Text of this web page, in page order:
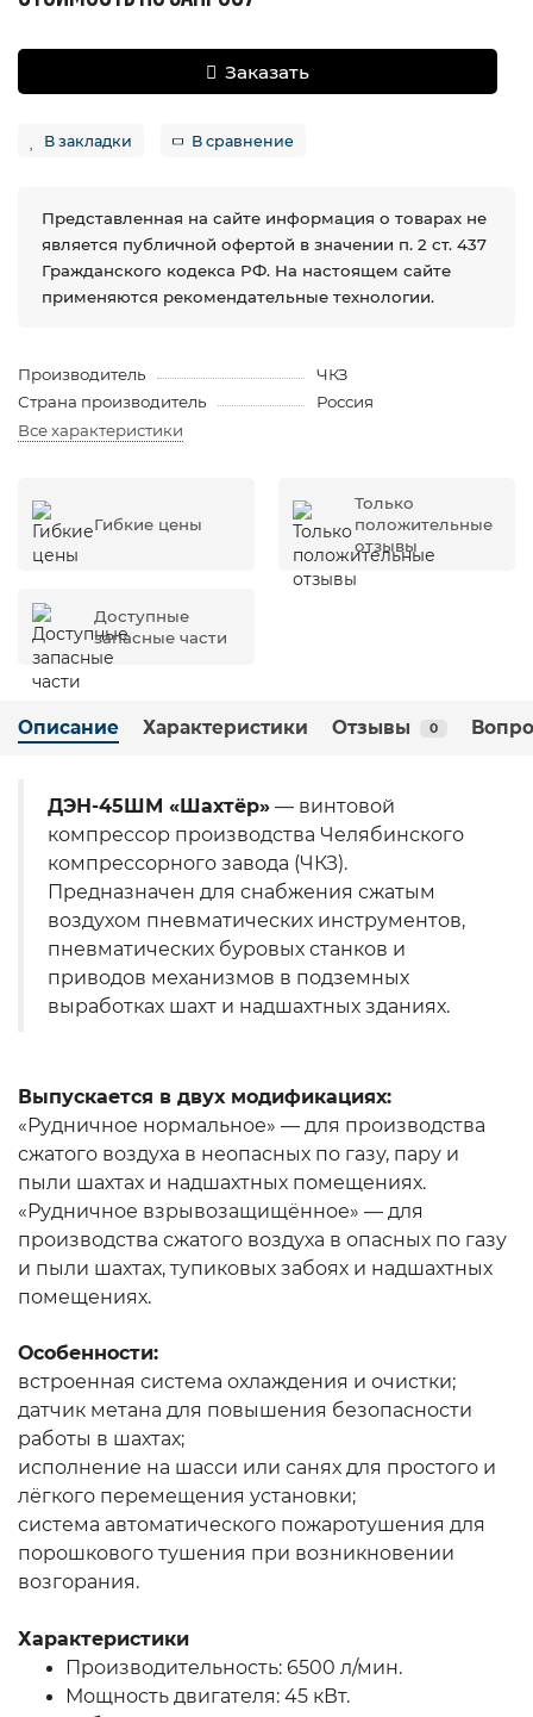
Заказать
В закладки В сравнение
Представленная на сайте информация о товарах не
является публичной офертой в значении п. 2 ст. 437
Гражданского кодекса РФ. На настоящем сайте
применяются рекомендательные технологии.
Производитель
ЧКЗ
Страна производитель
Россия
Все характеристики
Гибкие цены
Только
положительные
отзывы
Доступные
запасные части
Описание Характеристики Отзывы 0
ДЭН-45ШМ «Шахтёр» — винтовой
компрессор производства Челябинского
компрессорного завода (ЧКЗ).
Предназначен для снабжения сжатым
воздухом пневматических инструментов,
пневматических буровых станков и
приводов механизмов в подземных
выработках шахт и надшахтных зданиях.
Выпускается в двух модификациях:
«Рудничное нормальное» — для производства
сжатого воздуха в неопасных по газу, пару и
пыли шахтах и надшахтных помещениях.
«Рудничное взрывозащищённое» — для
производства сжатого воздуха в опасных по газу
и пыли шахтах, тупиковых забоях и надшахтных
помещениях.
Особенности:
встроенная система охлаждения и очистки;
датчик метана для повышения безопасности
работы в шахтах;
исполнение на шасси или санях для простого и
лёгкого перемещения установки;
система автоматического пожаротушения для
порошкового тушения при возникновении
возгорания.
Характеристики
Производительность: 6500 л/мин.
Мощность двигателя: 45 кВт.